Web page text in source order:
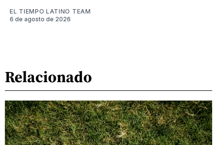
EL TIEMPO LATINO TEAM
6 de agosto de 2026
Relacionado